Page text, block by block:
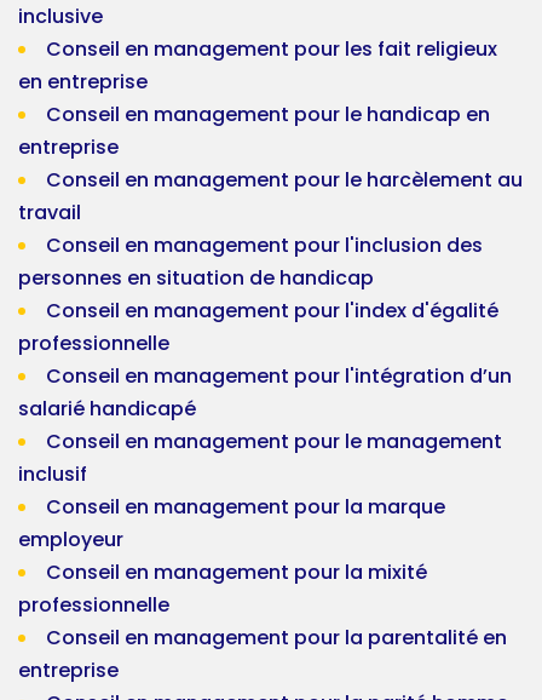
inclusive
Conseil en management pour les fait religieux
en entreprise
Conseil en management pour le handicap en
entreprise
Conseil en management pour le harcèlement au
travail
Conseil en management pour l'inclusion des
personnes en situation de handicap
Conseil en management pour l'index d'égalité
professionnelle
Conseil en management pour l'intégration d’un
salarié handicapé
Conseil en management pour le management
inclusif
Conseil en management pour la marque
employeur
Conseil en management pour la mixité
professionnelle
Conseil en management pour la parentalité en
entreprise